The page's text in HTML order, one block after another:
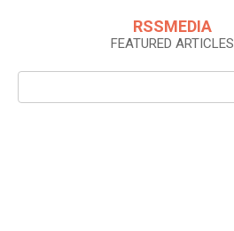
RSSMEDIA
FEATURED ARTICLES
Search: